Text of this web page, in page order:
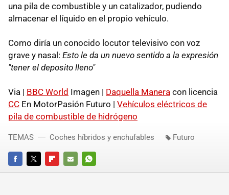
una pila de combustible y un catalizador, pudiendo
almacenar el líquido en el propio vehículo.
Como diría un conocido locutor televisivo con voz
grave y nasal: Esto le da un nuevo sentido a la expresión
"tener el deposito lleno"
Via | BBC World Imagen | Daquella Manera con licencia
CC En MotorPasión Futuro | Vehículos eléctricos de
pila de combustible de hidrógeno
FACEBOOKTWITTERFLIPBOARD
E-
WHATSAPP
TEMAS Coches híbridos y enchufables Futuro